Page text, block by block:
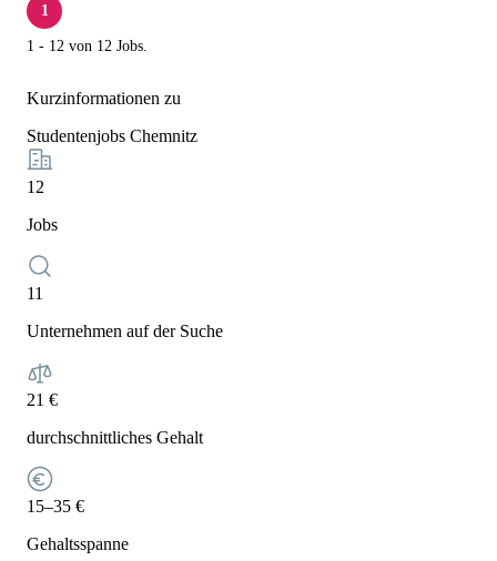
1
1 - 12 von 12 Jobs.
Kurzinformationen zu
Studentenjobs Chemnitz
12
Jobs
11
Unternehmen auf der Suche
21 €
durchschnittliches Gehalt
15–35 €
Gehaltsspanne